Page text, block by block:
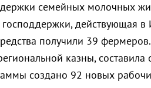
семейных молочных
действующая в
получили 39
казны,
создано 92 новых